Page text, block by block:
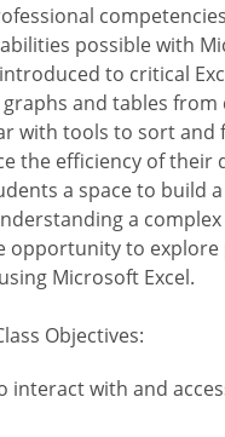
possible with
to critical
and tables from
with tools to sort and
the efficiency of their
a space to build
a
opportunity to explore
Microsoft Excel.
Objectives:
interact with and